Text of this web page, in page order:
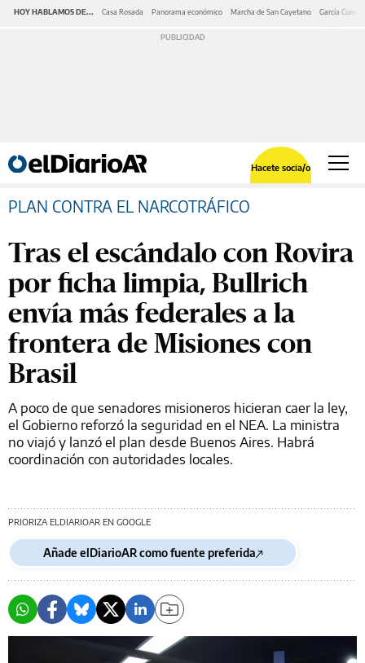
HOY HABLAMOS DE... Casa Rosada Panorama económico Marcha de San Cayetano García Cuerva
Hacete socia/o
PLAN CONTRA EL NARCOTRÁFICO
Tras el escándalo con Rovira
por ficha limpia, Bullrich
envía más federales a la
frontera de Misiones con
Brasil
A poco de que senadores misioneros hicieran caer la ley,
el Gobierno reforzó la seguridad en el NEA. La ministra
no viajó y lanzó el plan desde Buenos Aires. Habrá
coordinación con autoridades locales.
PRIORIZA ELDIARIOAR EN GOOGLE
Añade elDiarioAR como fuente preferida